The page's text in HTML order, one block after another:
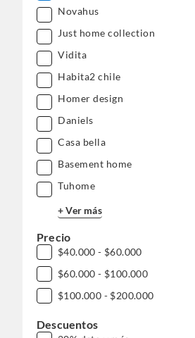
Novahus
Just home collection
Vidita
Habita2 chile
Homer design
Daniels
Casa bella
Basement home
Tuhome
+ Ver más
Precio
$40.000 - $60.000
$60.000 - $100.000
$100.000 - $200.000
Descuentos